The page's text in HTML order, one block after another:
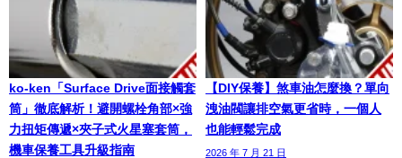
ko-ken「Surface Drive面接觸套
筒」徹底解析！避開螺栓角部×強
力扭矩傳遞×夾子式火星塞套筒，
機車保養工具升級指南
【DIY保養】煞車油怎麼換？單向
洩油閥讓排空氣更省時，一個人
也能輕鬆完成
2026 年 7 月 21 日